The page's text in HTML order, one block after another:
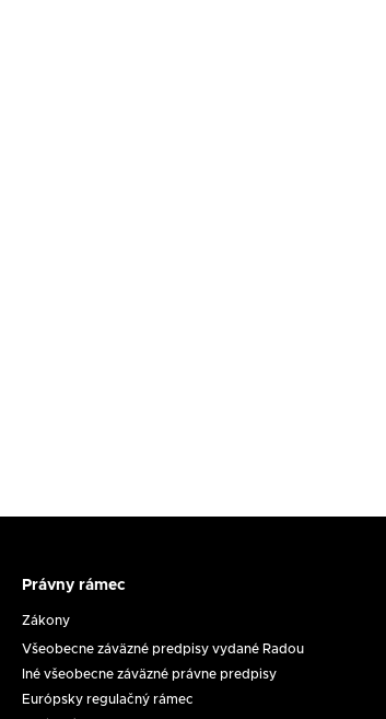
Právny
rámec
Právny rámec
Zákony
Všeobecne záväzné predpisy vydané Radou
Iné všeobecne záväzné právne predpisy
Európsky regulačný rámec